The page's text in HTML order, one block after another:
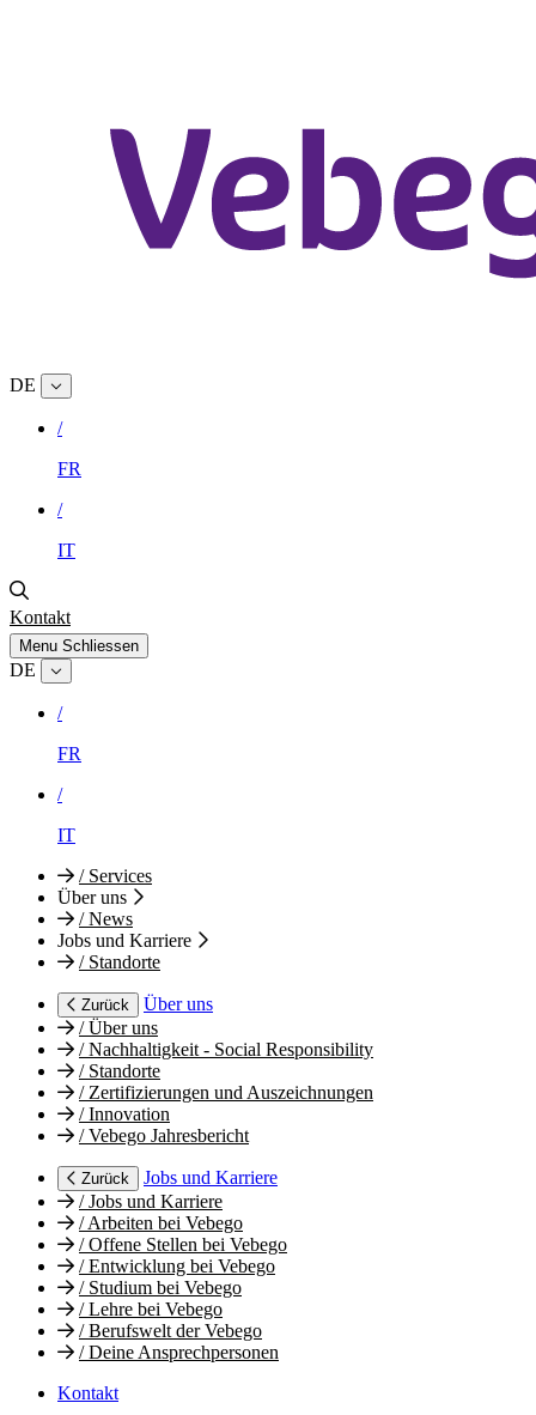
DE
/
FR
/
IT
Kontakt
Menu Schliessen
DE
/
FR
/
IT
/Services
Über uns
/News
Jobs und Karriere
/Standorte
Zurück
Über uns
/Über uns
/Nachhaltigkeit - Social Responsibility
/Standorte
/Zertifizierungen und Auszeichnungen
/Innovation
/Vebego Jahresbericht
Zurück
Jobs und Karriere
/Jobs und Karriere
/Arbeiten bei Vebego
/Offene Stellen bei Vebego
/Entwicklung bei Vebego
/Studium bei Vebego
/Lehre bei Vebego
/Berufswelt der Vebego
/Deine Ansprechpersonen
Kontakt